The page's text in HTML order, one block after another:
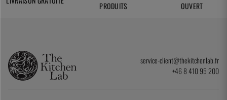
PRODUITS
OUVERT
service-client@thekitchenlab.fr
+46 8 410 95 200